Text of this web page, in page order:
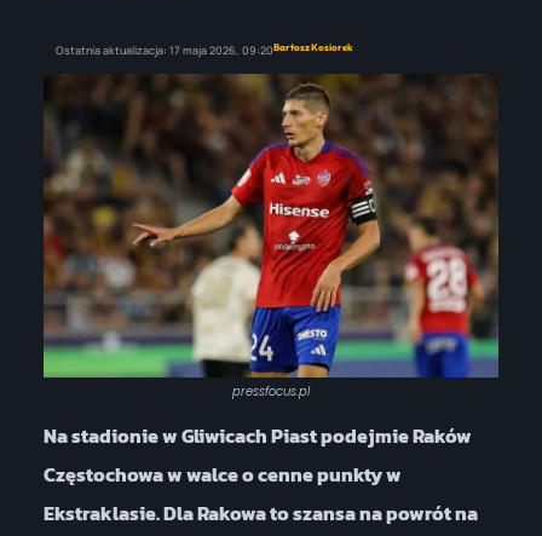
Ostatnia aktualizacja: 17 maja 2026, 09:20Bartosz Kosiorek
pressfocus.pl
Na stadionie w Gliwicach Piast podejmie Raków
Częstochowa w walce o cenne punkty w
Ekstraklasie. Dla Rakowa to szansa na powrót na